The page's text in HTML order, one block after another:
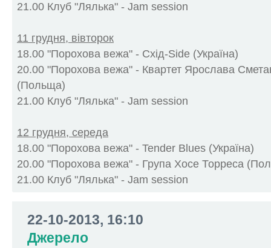
21.00 Клуб "Лялька" - Jam session
11 грудня, вівторок
18.00 "Порохова вежа" - Схід-Side (Україна)
20.00 "Порохова вежа" - Квартет Ярослава
(Польща)
21.00 Клуб "Лялька" - Jam session
12 грудня, середа
18.00 "Порохова вежа" - Tender Blues (Україна)
20.00 "Порохова вежа" - Група Хосе Торреса
21.00 Клуб "Лялька" - Jam session
22-10-2013, 16:10
Джерело